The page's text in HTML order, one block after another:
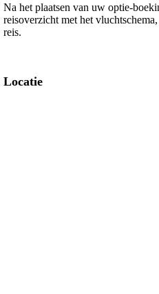
Na het plaatsen van uw optie-
reisoverzicht met het
reis.
Locatie